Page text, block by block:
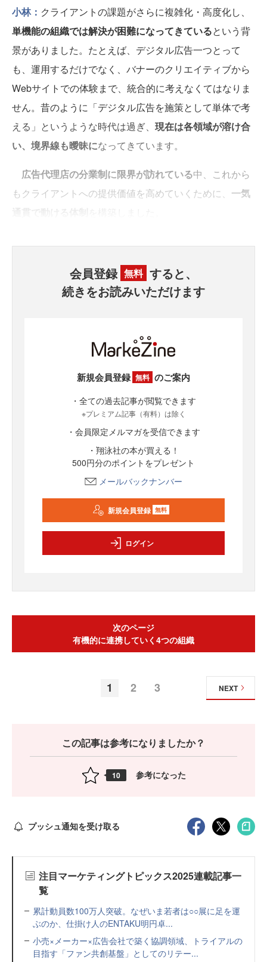
小林： クライアントの課題がさらに複雑化・高度化し、
単機能の組織では解決が困難になってきているという背
景がありました。たとえば、デジタル広告一つとって
も、運用するだけでなく、バナーのクリエイティブから
Webサイトでの体験まで、統合的に考えなくてはなりま
せん。昔のように「デジタル広告を施策として単体で考
える」というような時代は過ぎ、 現在は各領域が溶け合
い、境界線も曖昧になってきています。
広告代理店の分業制に限界が訪れている中、これから
もクライアントへの提供価値を高めていくために、 一気
会員登録 無料 すると、
続きをお読みいただけます
新規会員登録 無料 のご案内
・全ての過去記事が閲覧できます
※プレミアム記事（有料）は除く
・会員限定メルマガを受信できます
・翔泳社の本が買える！
500円分のポイントをプレゼント
メールバックナンバー
新規会員登録 無料
ログイン
次のページ
有機的に連携していく4つの組織
1 2 3 NEXT
この記事は参考になりましたか？
10 参考になった
プッシュ通知を受け取る
注目マーケティングトピックス2025連載記事一
覧
累計動員数100万人突破。なぜいま若者は○○展に足を運
ぶのか、仕掛け人のENTAKU明円卓...
小売×メーカー×広告会社で築く協調領域、トライアルの
目指す「ファン共創基盤」としてのリテー...